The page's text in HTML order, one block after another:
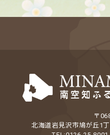
〒
北海道岩見沢市鳩が丘1